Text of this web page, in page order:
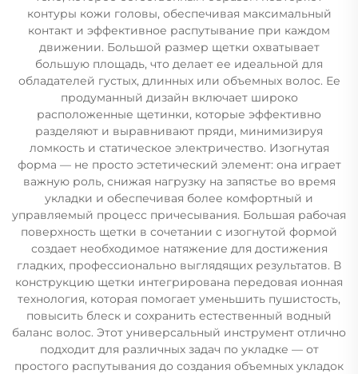
контуры кожи головы, обеспечивая максимальный
контакт и эффективное распутывание при каждом
движении. Большой размер щетки охватывает
большую площадь, что делает ее идеальной для
обладателей густых, длинных или объемных волос. Ее
продуманный дизайн включает широко
расположенные щетинки, которые эффективно
разделяют и выравнивают пряди, минимизируя
ломкость и статическое электричество. Изогнутая
форма — не просто эстетический элемент: она играет
важную роль, снижая нагрузку на запястье во время
укладки и обеспечивая более комфортный и
управляемый процесс причесывания. Большая рабочая
поверхность щетки в сочетании с изогнутой формой
создает необходимое натяжение для достижения
гладких, профессионально выглядящих результатов. В
конструкцию щетки интегрирована передовая ионная
технология, которая помогает уменьшить пушистость,
повысить блеск и сохранить естественный водный
баланс волос. Этот универсальный инструмент отлично
подходит для различных задач по укладке — от
простого распутывания до создания объемных укладок